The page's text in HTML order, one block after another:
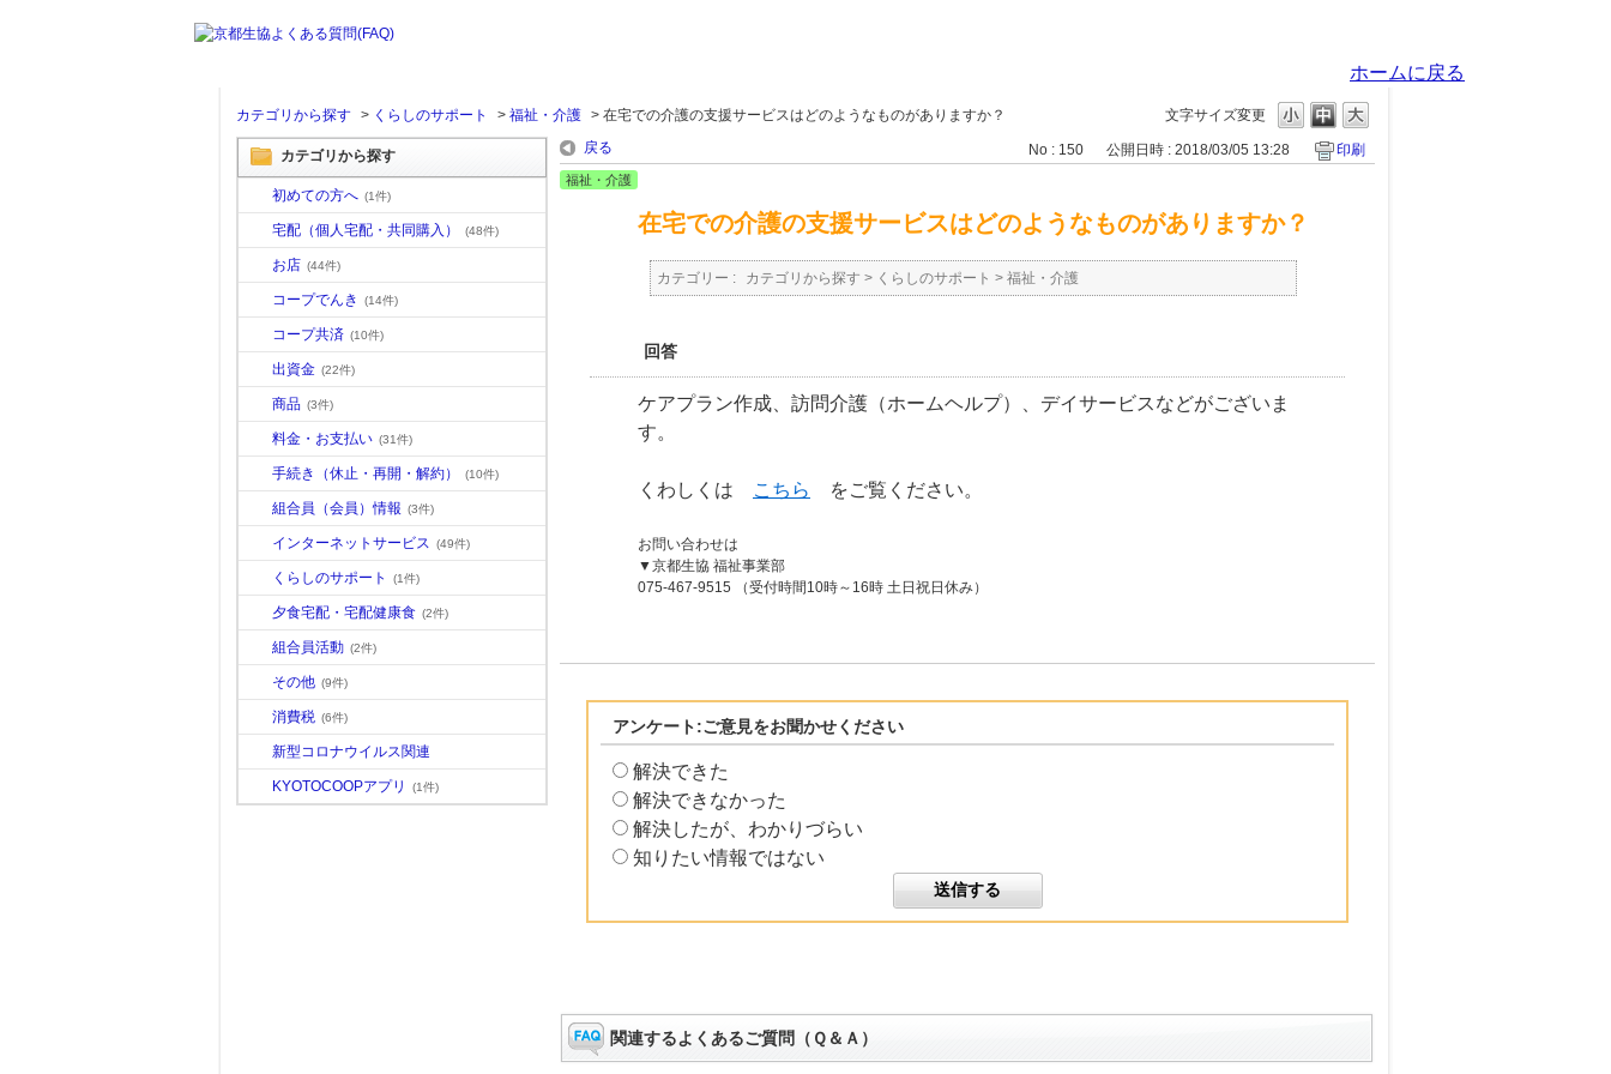
ホームに戻る
文字サイズ変更
カテゴリから探す > くらしのサポート > 福祉・介護 > 在宅での介護の支援サービスはどのようなものがありますか？
カテゴリから探す
初めての方へ (1件)
宅配（個人宅配・共同購入） (48件)
お店 (44件)
コープでんき (14件)
コープ共済 (10件)
出資金 (22件)
商品 (3件)
料金・お支払い (31件)
手続き（休止・再開・解約） (10件)
組合員（会員）情報 (3件)
インターネットサービス (49件)
くらしのサポート (1件)
夕食宅配・宅配健康食 (2件)
組合員活動 (2件)
その他 (9件)
消費税 (6件)
新型コロナウイルス関連
KYOTOCOOPアプリ (1件)
戻る No : 150 公開日時 : 2018/03/05 13:28 印刷
福祉・介護
在宅での介護の支援サービスはどのようなものがありますか？
カテゴリー : カテゴリから探す > くらしのサポート > 福祉・介護
回答
ケアプラン作成、訪問介護（ホームヘルプ）、デイサービスなどがございま
す。
くわしくは こちら をご覧ください。
お問い合わせは
▼京都生協 福祉事業部
075-467-9515 （受付時間10時～16時 土日祝日休み）
アンケート:ご意見をお聞かせください
解決できた
解決できなかった
解決したが、わかりづらい
知りたい情報ではない
関連するよくあるご質問（Ｑ＆Ａ）